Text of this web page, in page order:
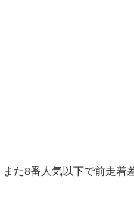
た8番人気以下で前走着